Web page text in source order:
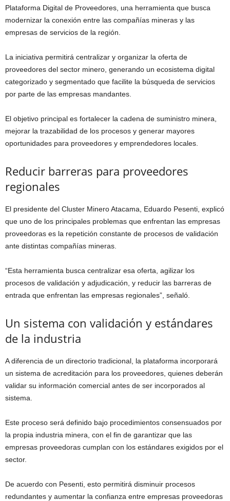
Plataforma Digital de Proveedores, una herramienta que busca
modernizar la conexión entre las compañías mineras y las
empresas de servicios de la región.
La iniciativa permitirá centralizar y organizar la oferta de
proveedores del sector minero, generando un ecosistema digital
categorizado y segmentado que facilite la búsqueda de servicios
por parte de las empresas mandantes.
El objetivo principal es fortalecer la cadena de suministro minera,
mejorar la trazabilidad de los procesos y generar mayores
oportunidades para proveedores y emprendedores locales.
Reducir barreras para proveedores
regionales
El presidente del Cluster Minero Atacama, Eduardo Pesenti , explicó
que uno de los principales problemas que enfrentan las empresas
proveedoras es la repetición constante de procesos de validación
ante distintas compañías mineras.
“Esta herramienta busca centralizar esa oferta, agilizar los
procesos de validación y adjudicación, y reducir las barreras de
entrada que enfrentan las empresas regionales”, señaló.
Un sistema con validación y estándares
de la industria
A diferencia de un directorio tradicional, la plataforma incorporará
un sistema de acreditación para los proveedores, quienes deberán
validar su información comercial antes de ser incorporados al
sistema.
Este proceso será definido bajo procedimientos consensuados por
la propia industria minera, con el fin de garantizar que las
empresas proveedoras cumplan con los estándares exigidos por el
sector.
De acuerdo con Pesenti, esto permitirá disminuir procesos
redundantes y aumentar la confianza entre empresas proveedoras